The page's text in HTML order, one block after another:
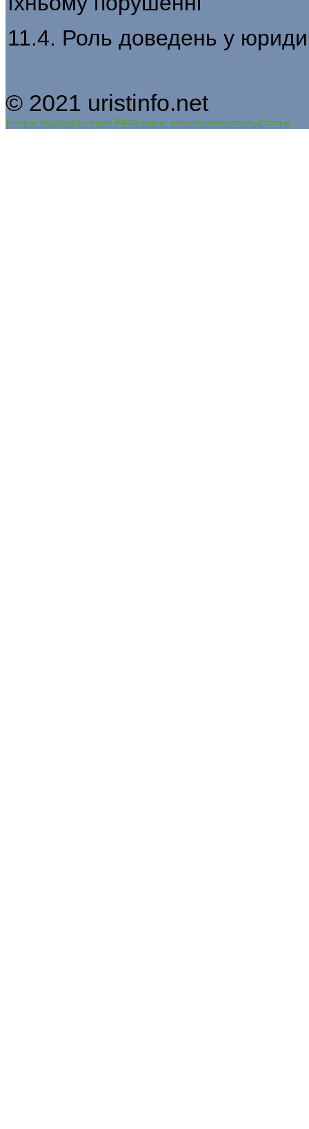
11.4. Роль доведень у
© 2021 uristinfo.net
Історія УкраїниИстория РФИсковые заявленияКонтактыСтатьи